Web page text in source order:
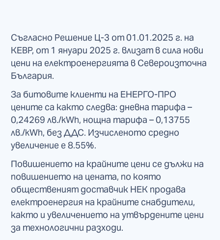
Съгласно Решение Ц-3 от 01.01.2025 г. на
КЕВР, от 1 януари 2025 г. влизат в сила нови
цени на електроенергията в Североизточна
България.
За битовите клиенти на ЕНЕРГО-ПРО
цените са както следва: дневна тарифа –
0,24269 лв./kWh, нощна тарифа – 0,13755
лв./kWh, без ДДС. Изчисленото средно
увеличение е 8.55%.
Повишението на крайните цени се дължи на
повишението на цената, по която
общественият доставчик НЕК продава
електроенергия на крайните снабдители,
както и увеличението на утвърдените цени
за технологични разходи.